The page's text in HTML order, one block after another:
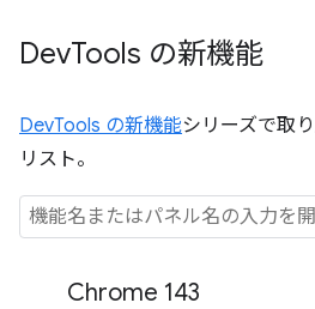
DevTools の新機能
DevTools の新機能シリーズで取
リスト。
Chrome 143